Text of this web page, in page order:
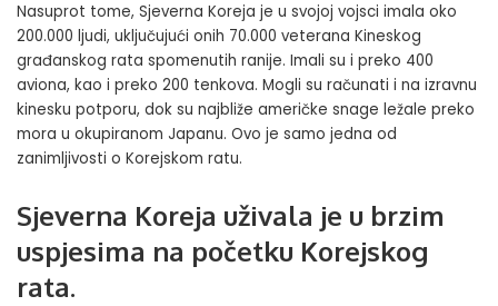
Nasuprot tome, Sjeverna Koreja je u svojoj vojsci imala oko
200.000 ljudi, uključujući onih 70.000 veterana Kineskog
građanskog rata spomenutih ranije. Imali su i preko 400
aviona, kao i preko 200 tenkova. Mogli su računati i na izravnu
kinesku potporu, dok su najbliže američke snage ležale preko
mora u okupiranom Japanu. Ovo je samo jedna od
zanimljivosti o Korejskom ratu.
Sjeverna Koreja uživala je u brzim
uspjesima na početku Korejskog
rata.